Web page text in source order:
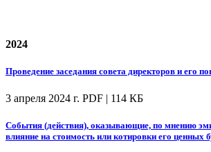
2024
Проведение заседания совета директоров и его
3 апреля 2024 г. PDF | 114 КБ
События (действия), оказывающие, по мнению
влияние на стоимость или котировки его ценных